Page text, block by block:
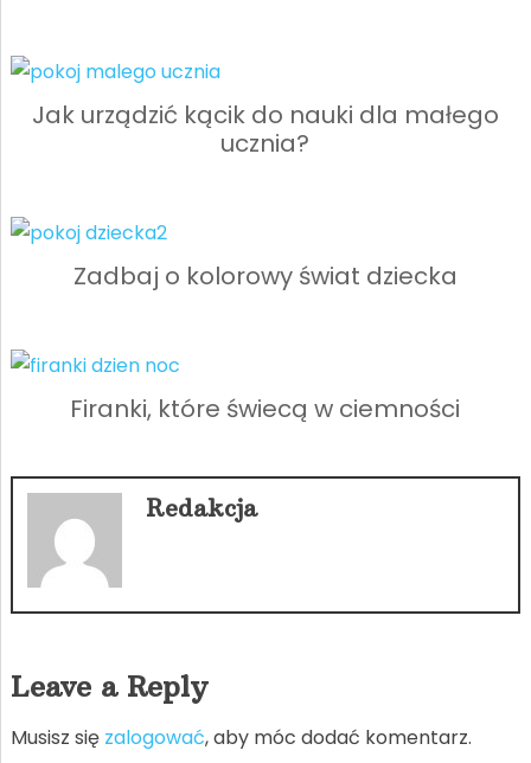
Jak urządzić kącik do nauki dla małego
ucznia?
Zadbaj o kolorowy świat dziecka
Firanki, które świecą w ciemności
Redakcja
Leave a Reply
Musisz się zalogować, aby móc dodać komentarz.